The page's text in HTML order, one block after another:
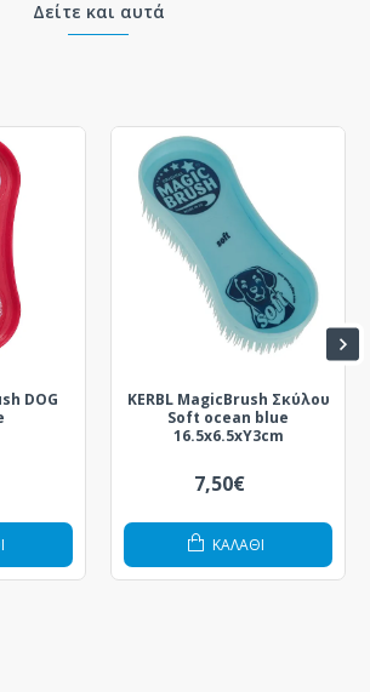
Δείτε και αυτά
DOG
KERBL MagicBrush Σκύλου
Soft ocean blue
16.5x6.5xY3cm
7,50€
ΚΑΛΆΘΙ